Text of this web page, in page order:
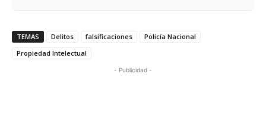
TEMAS Delitos falsificaciones
Policía Nacional
Propiedad Intelectual
- Publicidad -